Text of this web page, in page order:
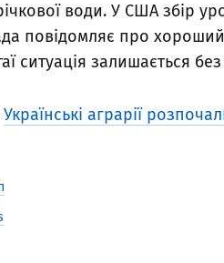
води. У США збір
повідомляє про
ситуація залишається
Українські аграрії